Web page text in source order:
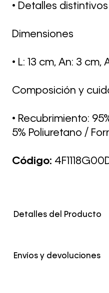
• Detalles
Dimensiones
• L: 13 cm, An: 3 cm,
Composición y
• Recubrimiento:
5% Poliuretano /
Código:
Detalles del Producto
Envíos y devoluciones